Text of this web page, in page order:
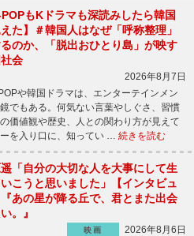
POPもKドラマも深読みしたら韓国
た】＃韓国人はなぜ「呼称整理」
のか、「脱出おひとり島」が映す
会
2026年8月7日
や韓国ドラマは、エンターテインメン
でもある。何気ない言葉やしぐさ、習慣
価値観や歴史、人との関わり方が見えて
を入り口に、知ってい … 続きを読む
「自分の大切な人を大事にして生
こうと思いました」【インタビュ
あの星が降る丘で、君とまた出会
。』
映画
2026年8月6日